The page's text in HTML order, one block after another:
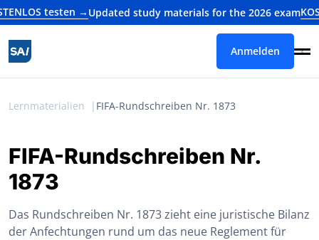
testen →Updated study materials for the 2026 exam
Anmelden
Lernmaterialien FIFA-Rundschreiben Nr. 1873
FIFA-Rundschreiben Nr.
1873
Das Rundschreiben Nr. 1873 zieht eine juristische Bilanz
der Anfechtungen rund um das neue Reglement für